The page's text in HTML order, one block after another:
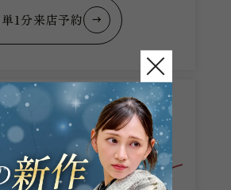
1分来店予約
・資料請求